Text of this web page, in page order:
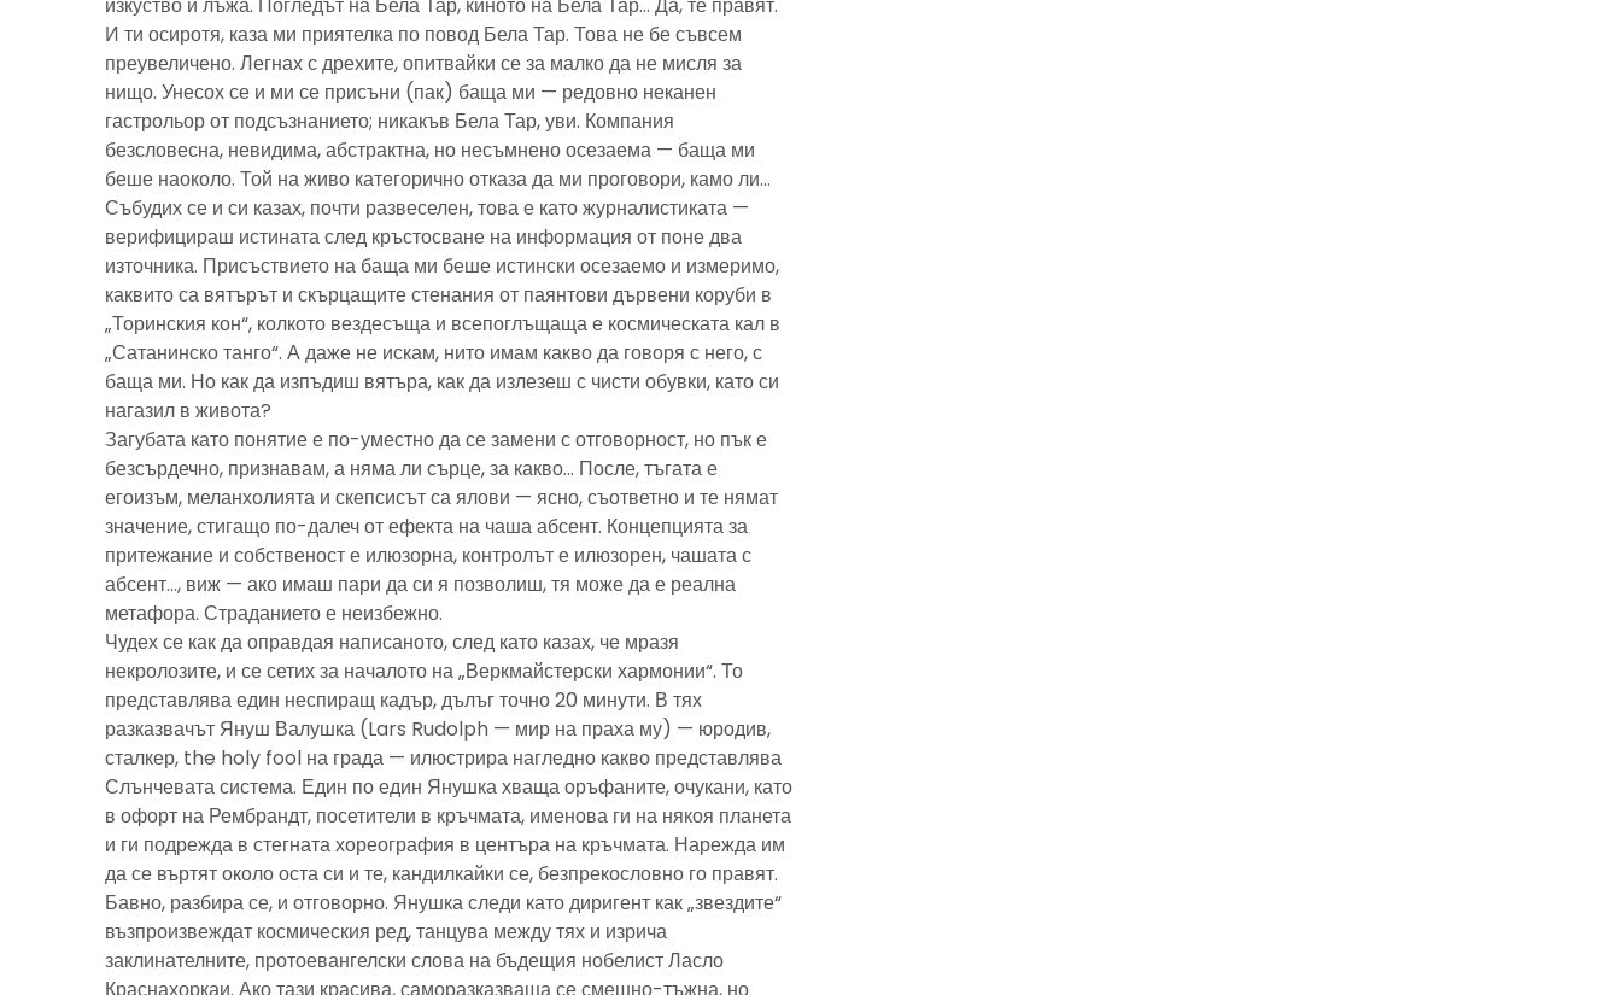
И ти осиротя, каза ми приятелка по повод Бела Тар. Това не бе съвсем
преувеличено. Легнах с дрехите, опитвайки се за малко да не мисля за
нищо. Унесох се и ми се присъни (пак) баща ми — редовно неканен
гастрольор от подсъзнанието; никакъв Бела Тар, уви. Компания
безсловесна, невидима, абстрактна, но несъмнено осезаема — баща ми
беше наоколо. Той на живо категорично отказа да ми проговори, камо ли…
Събудих се и си казах, почти развеселен, това е като журналистиката —
верифицираш истината след кръстосване на информация от поне два
източника. Присъствието на баща ми беше истински осезаемо и измеримо,
каквито са вятърът и скърцащите стенания от паянтови дървени коруби в
„Торинския кон“, колкото вездесъща и всепоглъщаща е космическата кал в
„Сатанинско танго“. А даже не искам, нито имам какво да говоря с него, с
баща ми. Но как да изпъдиш вятъра, как да излезеш с чисти обувки, като си
нагазил в живота?
Загубата като понятие е по-уместно да се замени с отговорност, но пък е
безсърдечно, признавам, а няма ли сърце, за какво… После, тъгата е
егоизъм, меланхолията и скепсисът са ялови — ясно, съответно и те нямат
значение, стигащо по-далеч от ефекта на чаша абсент. Концепцията за
притежание и собственост е илюзорна, контролът е илюзорен, чашата с
абсент…, виж — ако имаш пари да си я позволиш, тя може да е реална
метафора. Страданието е неизбежно.
Чудех се как да оправдая написаното, след като казах, че мразя
некролозите, и се сетих за началото на „Веркмайстерски хармонии“. То
представлява един неспиращ кадър, дълъг точно 20 минути. В тях
разказвачът Януш Валушка (Lars Rudolph — мир на праха му) — юродив,
сталкер, the holy fool на града — илюстрира нагледно какво представлява
Слънчевата система. Един по един Янушка хваща оръфаните, очукани, като
в офорт на Рембрандт, посетители в кръчмата, именова ги на някоя планета
и ги подрежда в стегната хореография в центъра на кръчмата. Нарежда им
да се въртят около оста си и те, кандилкайки се, безпрекословно го правят.
Бавно, разбира се, и отговорно. Янушка следи като диригент как „звездите“
възпроизвеждат космическия ред, танцува между тях и изрича
заклинателните, протоевангелски слова на бъдещия нобелист Ласло